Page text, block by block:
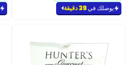
يوصلك في39 دقيقة